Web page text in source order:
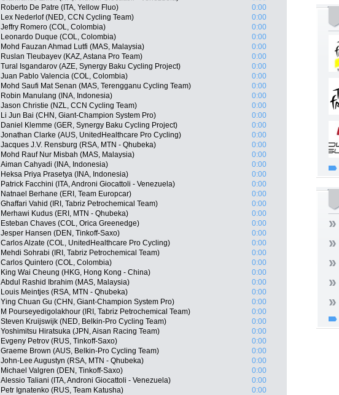
Roberto De Patre (ITA, Yellow Fluo)
0:00
Lex Nederlof (NED, CCN Cycling Team)
0:00
Jeffry Romero (COL, Colombia)
0:00
Leonardo Duque (COL, Colombia)
0:00
Mohd Fauzan Ahmad Lutfi (MAS, Malaysia)
0:00
Ruslan Tleubayev (KAZ, Astana Pro Team)
0:00
Tural Isgandarov (AZE, Synergy Baku Cycling Project)
0:00
Juan Pablo Valencia (COL, Colombia)
0:00
Mohd Saufi Mat Senan (MAS, Terengganu Cycling Team)
0:00
Robin Manulang (INA, Indonesia)
0:00
Jason Christie (NZL, CCN Cycling Team)
0:00
Li Jun Bai (CHN, Giant-Champion System Pro)
0:00
Daniel Klemme (GER, Synergy Baku Cycling Project)
0:00
Jonathan Clarke (AUS, UnitedHealthcare Pro Cycling)
0:00
Jacques J.V. Rensburg (RSA, MTN - Qhubeka)
0:00
Mohd Rauf Nur Misbah (MAS, Malaysia)
0:00
Aiman Cahyadi (INA, Indonesia)
0:00
Heksa Priya Prasetya (INA, Indonesia)
0:00
Patrick Facchini (ITA, Androni Giocattoli - Venezuela)
0:00
Natnael Berhane (ERI, Team Europcar)
0:00
Ghaffari Vahid (IRI, Tabriz Petrochemical Team)
0:00
Merhawi Kudus (ERI, MTN - Qhubeka)
0:00
Esteban Chaves (COL, Orica Greenedge)
0:00
Jesper Hansen (DEN, Tinkoff-Saxo)
0:00
Carlos Alzate (COL, UnitedHealthcare Pro Cycling)
0:00
Mehdi Sohrabi (IRI, Tabriz Petrochemical Team)
0:00
Carlos Quintero (COL, Colombia)
0:00
King Wai Cheung (HKG, Hong Kong - China)
0:00
Abdul Rashid Ibrahim (MAS, Malaysia)
0:00
Louis Meintjes (RSA, MTN - Qhubeka)
0:00
Ying Chuan Gu (CHN, Giant-Champion System Pro)
0:00
M Pourseyedigolakhour (IRI, Tabriz Petrochemical Team)
0:00
Steven Kruijswijk (NED, Belkin-Pro Cycling Team)
0:00
Yoshimitsu Hiratsuka (JPN, Aisan Racing Team)
0:00
Evgeny Petrov (RUS, Tinkoff-Saxo)
0:00
Graeme Brown (AUS, Belkin-Pro Cycling Team)
0:00
John-Lee Augustyn (RSA, MTN - Qhubeka)
0:00
Michael Valgren (DEN, Tinkoff-Saxo)
0:00
Alessio Taliani (ITA, Androni Giocattoli - Venezuela)
0:00
Petr Ignatenko (RUS, Team Katusha)
0:00